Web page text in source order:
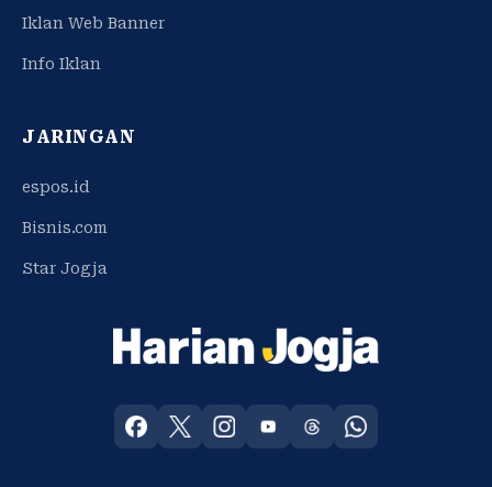
Iklan Web Banner
Info Iklan
JARINGAN
espos.id
Bisnis.com
Star Jogja